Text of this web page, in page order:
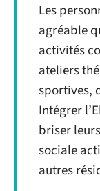
Les
agréable
activités
ateliers
sportives,
Intégrer
briser
sociale
autres